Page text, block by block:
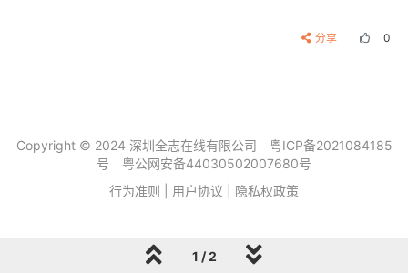
分享 0
1 / 2
Copyright © 2024 深圳全志在线有限公司
粤ICP备2021084185
号
粤公网安备44030502007680号
行为准则
用户协议 隐私权政策